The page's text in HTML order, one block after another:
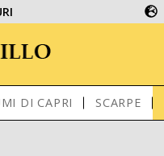
DI CAPRI SCARPE